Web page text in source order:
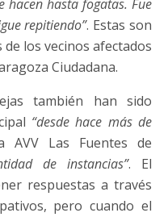
hacen hasta fogatas. Fue
repitiendo”. Estas son
los vecinos afectados
Ciudadana.
también han sido
“desde hace más de
Las Fuentes de
de instancias”. El
respuestas a través
pero cuando el